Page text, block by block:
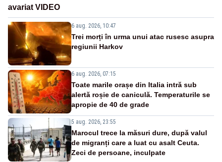
avariat VIDEO
6 aug. 2026, 10:47
Trei morți în urma unui atac rusesc asupra
regiunii Harkov
6 aug. 2026, 07:15
Toate marile orașe din Italia intră sub
alertă roșie de caniculă. Temperaturile se
apropie de 40 de grade
5 aug. 2026, 23:55
Marocul trece la măsuri dure, după valul
de migranți care a luat cu asalt Ceuta.
Zeci de persoane, inculpate